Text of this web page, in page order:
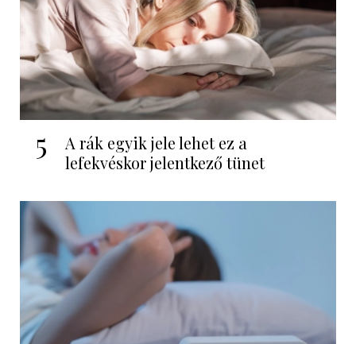
5
A rák egyik jele lehet ez a
lefekvéskor jelentkező tünet